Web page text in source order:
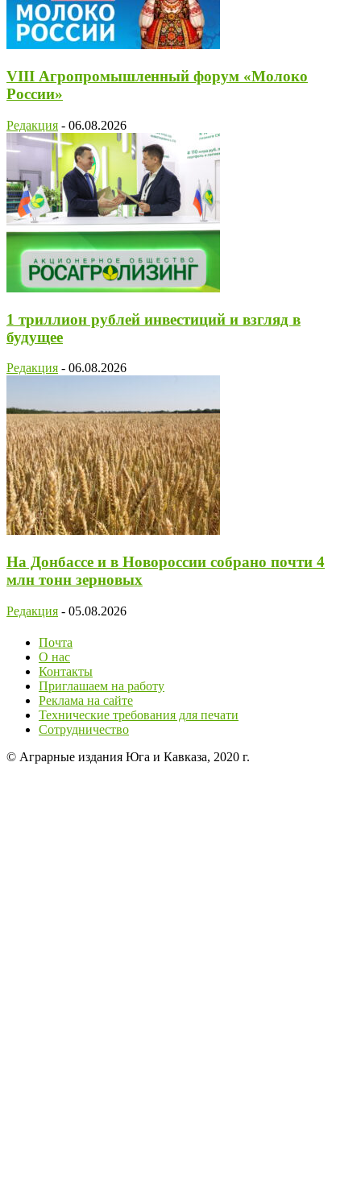
VIII Агропромышленный форум «Молоко
России»
Редакция - 06.08.2026
1 триллион рублей инвестиций и взгляд в
будущее
Редакция - 06.08.2026
На Донбассе и в Новороссии собрано почти 4
млн тонн зерновых
Редакция - 05.08.2026
Почта
О нас
Контакты
Приглашаем на работу
Реклама на сайте
Технические требования для печати
Сотрудничество
© Аграрные издания Юга и Кавказа, 2020 г.